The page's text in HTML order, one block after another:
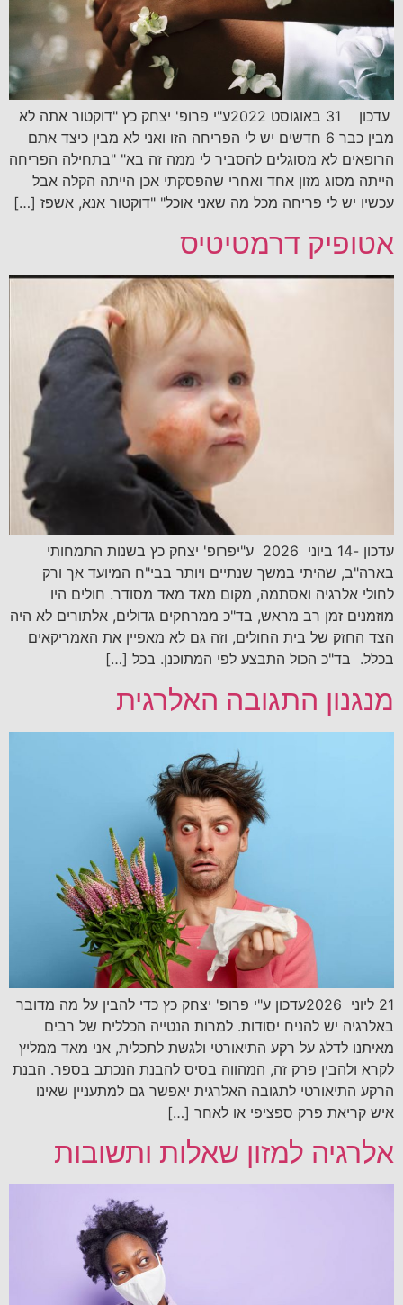
עדכון 31 באוגוסט 2022ע"י פרופ' יצחק כץ "דוקטור אתה לא
מבין כבר 6 חדשים יש לי הפריחה הזו ואני לא מבין כיצד אתם
הרופאים לא מסוגלים להסביר לי ממה זה בא" "בתחילה הפריחה
הייתה מסוג מזון אחד ואחרי שהפסקתי אכן הייתה הקלה אבל
עכשיו יש לי פריחה מכל מה שאני אוכל" "דוקטור אנא, אשפז […]
אטופיק דרמטיטיס
עדכון -14 ביוני 2026 ע"יפרופ' יצחק כץ בשנות התמחותי
בארה"ב, שהיתי במשך שנתיים ויותר בבי"ח המיועד אך ורק
לחולי אלרגיה ואסתמה, מקום מאד מאד מסודר. חולים היו
מוזמנים זמן רב מראש, בד"כ ממרחקים גדולים, אלתורים לא היה
הצד החזק של בית החולים, וזה גם לא מאפיין את האמריקאים
בכלל. בד"כ הכול התבצע לפי המתוכנן. בכל […]
מנגנון התגובה האלרגית
21 ליוני 2026עדכון ע"י פרופ' יצחק כץ כדי להבין על מה מדובר
באלרגיה יש להניח יסודות. למרות הנטייה הכללית של רבים
מאיתנו לדלג על רקע התיאורטי ולגשת לתכלית, אני מאד ממליץ
לקרא ולהבין פרק זה, המהווה בסיס להבנת הנכתב בספר. הבנת
הרקע התיאורטי לתגובה האלרגית יאפשר גם למתעניין שאינו
איש קריאת פרק ספציפי או לאחר […]
אלרגיה למזון שאלות ותשובות